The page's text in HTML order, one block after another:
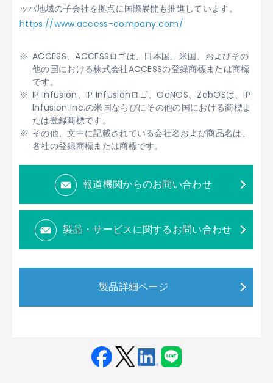
ッパ地域の子会社を拠点に国際展開も推進しています。
https://www.access-company.com/
ACCESS、ACCESSロゴは、日本国、米国、およびその
他の国における株式会社ACCESSの登録商標または商標
です。
IP Infusion、IP Infusionロゴ、OcNOS、ZebOSは、IP
Infusion Inc.の米国ならびにその他の国における商標ま
たは登録商標です。
その他、文中に記載されている会社名および商品名は、
各社の登録商標または商標です。
報道機関からのお問い合わせ
製品・サービスに関するお問い合わせ
製品詳細ページ